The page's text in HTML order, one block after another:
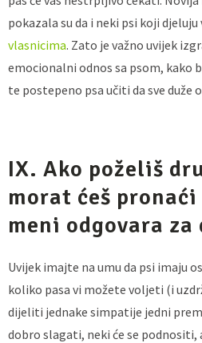
pokazala su da i neki psi koji
vlasnicima. Zato je važno uvijek
emocionalni odnos sa psom, kako
te postepeno psa učiti da sve duže
IX. Ako poželiš
morat ćeš
meni odgovara za
Uvijek imajte na umu da psi imaju
koliko pasa vi možete voljeti (i
dijeliti jednake simpatije jedni
dobro slagati, neki će se podnositi,